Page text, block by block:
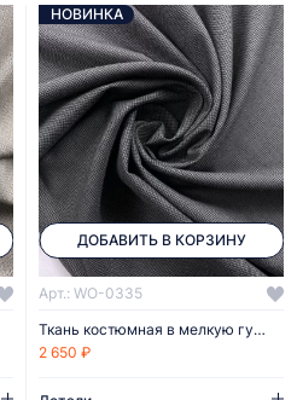
ДОБАВИТЬ В КОРЗИНУ
НОВИНКА
Арт.: WO-0335
Ткань костюмная в мелкую гусиную лапку
2 650 ₽